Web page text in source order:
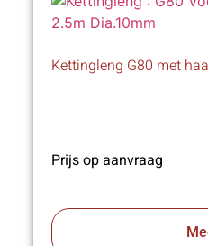
Kettingleng G80 met
Prijs op aanvraag